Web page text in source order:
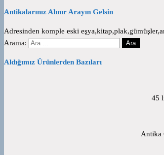
Antikalarınız Alınır Arayın Gelsin
Adresinden komple eski
Arama:
Aldığımız Ürünlerden Bazıları
45
Antika